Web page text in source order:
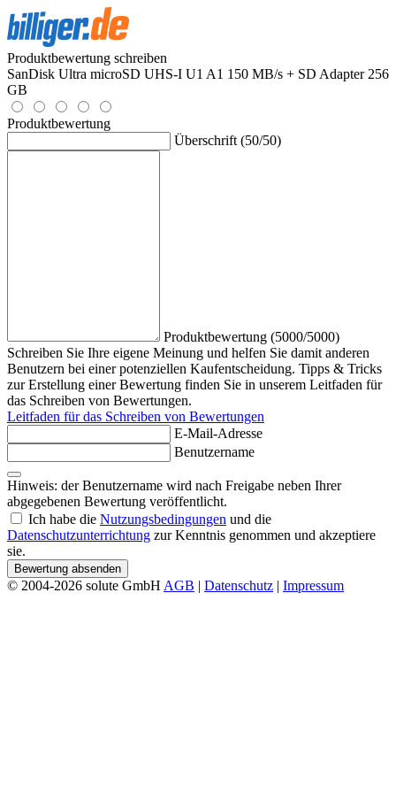
Produktbewertung schreiben
SanDisk Ultra microSD UHS-I U1 A1 150 MB/s + SD Adapter 256
GB
Produktbewertung
Überschrift (50/50)
Produktbewertung (5000/5000)
Schreiben Sie Ihre eigene Meinung und helfen Sie damit anderen
Benutzern bei einer potenziellen Kaufentscheidung. Tipps & Tricks
zur Erstellung einer Bewertung finden Sie in unserem Leitfaden für
das Schreiben von Bewertungen.
Leitfaden für das Schreiben von Bewertungen
E-Mail-Adresse
Benutzername
Hinweis: der Benutzername wird nach Freigabe neben Ihrer
abgegebenen Bewertung veröffentlicht.
Ich habe die Nutzungsbedingungen und die
Datenschutzunterrichtung zur Kenntnis genommen und akzeptiere
sie.
Bewertung absenden
© 2004-2026 solute GmbH AGB | Datenschutz | Impressum